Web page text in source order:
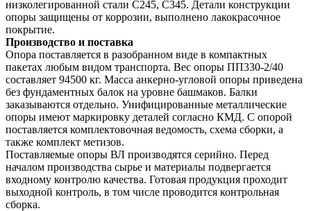
низколегированной стали С245, С345. Детали конструкции
опоры защищены от коррозии, выполнено лакокрасочное
покрытие.
Производство и поставка
Опора поставляется в разобранном виде в компактных
пакетах любым видом транспорта. Вес опоры ПП330-2/40
составляет 94500 кг. Масса анкерно-угловой опоры приведена
без фундаментных балок на уровне башмаков. Балки
заказываются отдельно. Унифицированные металлические
опоры имеют маркировку деталей согласно КМД. С опорой
поставляется комплектовочная ведомость, схема сборки, а
также комплект метизов.
Поставляемые опоры ВЛ производятся серийно. Перед
началом производства сырье и материалы подвергается
входному контролю качества. Готовая продукция проходит
выходной контроль, в том числе проводится контрольная
сборка.